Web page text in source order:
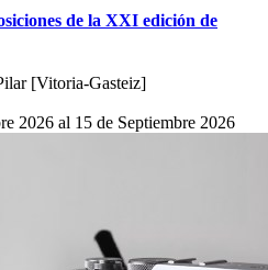
de la XXI edición de
[Vitoria-Gasteiz]
2026 al 15 de Septiembre 2026